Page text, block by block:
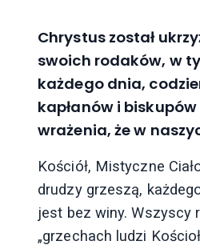
Chrystus został
swoich rodaków, w
każdego dnia,
kapłanów i
wrażenia, że w
Kościół, Mistyczne
drudzy grzeszą,
jest bez winy. Wszyscy
„grzechach ludzi